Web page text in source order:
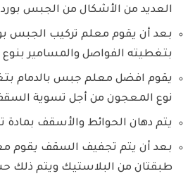
العديد من الأشكال من الجبس بورد
بعد أن يقوم معلم تركيب الجبس
بتغطيته الفواصل والمسامير
يقوم افضل معلم جبس بالدمام
نوع المعجون من أجل تسوية
يتم دهان الحوائط والأسقف
بعد أن يتم تجفيف السقف يقوم
طبقتان من البلاستيك ويتم